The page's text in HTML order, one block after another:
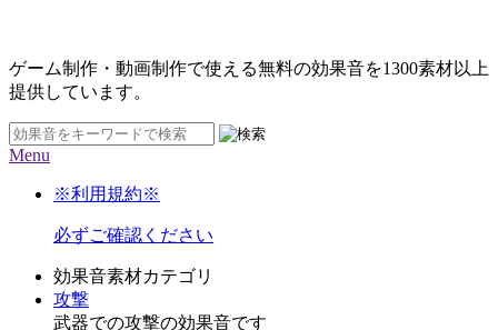
ゲーム制作・動画制作で使える無料の効果音を1300素材以上
提供しています。
Menu
※利用規約※
必ずご確認ください
効果音素材カテゴリ
攻撃
武器での攻撃の効果音です